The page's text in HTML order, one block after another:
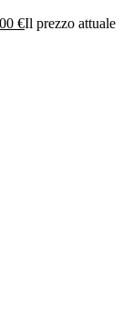
€Il prezzo attuale